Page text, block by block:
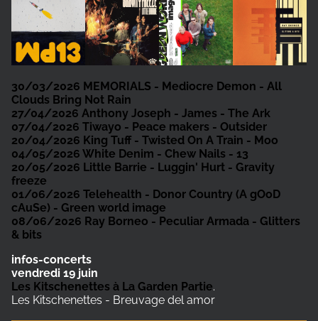
30/03/2026 MEMORIALS - Mediocre Demon - All
Clouds Bring Not Rain
27/04/2026 Anthony Joseph - James - The Ark
07/04/2026 Tiwayo - Peace makers - Outsider
20/04/2026 King Tuff - Twisted On A Train - Moo
04/05/2026 White Denim - Chew Nails - 13
20/05/2026 Little Barrie - Luggin' Hurt - Gravity
freeze
01/06/2026 Telehealth - Donor Country (A gOoD
cAuSe) - Green world image
08/06/2026 Ray Borneo - Peculiar Armada - Glitters
& bits
infos-concerts
vendredi 19 juin
Les Kitschenettes à La Garden Partie.
Les Kitschenettes - Breuvage del amor